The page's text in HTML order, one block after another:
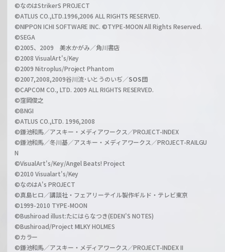
h
a
n
l
©なのはStrikerS PROJECT
©ATLUS CO.,LTD.1996,2006 ALL RIGHTS RESERVED.
©NIPPON ICHI SOFTWARE INC. ©TYPE-MOON All Rights Reserved.
©SEGA
©2005、2009 美水かがみ／角川書店
©2008 VisualArt's/Key
©2009 Nitroplus/Project Phantom
©2007,2008,2009谷川流･いとうのいぢ／SOS団
©CAPCOM CO., LTD. 2009 ALL RIGHTS RESERVED.
©窪岡俊之
©BNGI
©ATLUS CO.,LTD. 1996,2008
©鎌池和馬／アスキー・メディアワークス／PROJECT-INDEX
©鎌池和馬／冬川基／アスキー・メディアワークス／PROJECT-RAILGU
N
©VisualArt's/Key/Angel Beats! Project
©2010 Visualart's/Key
©なのはA's PROJECT
©真島ヒロ／講談社・フェアリーテイル製作ギルド・テレビ東京
©1999-2010 TYPE-MOON
©Bushiroad illust:たにはらなつき(EDEN'S NOTES)
©Bushiroad/Project MILKY HOLMES
©カラー
©鎌池和馬／アスキー・メディアワークス／PROJECT-INDEX II